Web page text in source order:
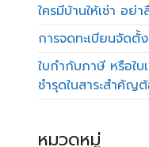
ใครมีบ้านให้เช่า อย่
การจดทะเบียนจัดตั้
ใบกำกับภาษี หรือใ
ชำรุดในสาระสำคัญ
หมวดหมู่